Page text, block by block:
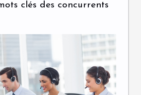
clés des concurrents